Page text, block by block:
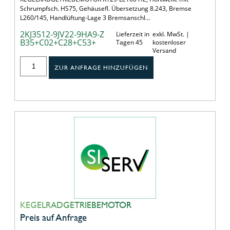
Schrumpfsch. HS75, Gehäusefl. Übersetzung 8.243, Bremse
L260/145, Handlüftung-Lage 3 Bremsanschl…
2KJ3512-9JV22-9HA9-Z
B35+C02+C28+C53+
Lieferzeit in
Tagen 45
exkl. MwSt. |
kostenloser
Versand
ZUR ANFRAGE HINZUFÜGEN
KEGELRADGETRIEBEMOTOR
Preis auf Anfrage